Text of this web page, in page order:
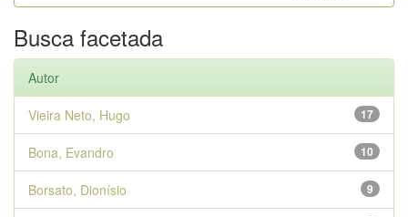
Busca facetada
Autor
17
Vieira Neto, Hugo
10
Bona, Evandro
9
Borsato, Dionísio